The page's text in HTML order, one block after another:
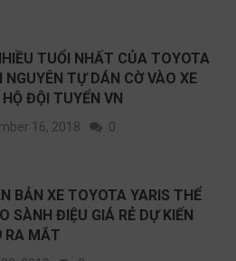
TUỔI NHẤT CỦA TOYOTA
NGUYÊN TỰ DÁN CỜ VÀO XE
HỘ ĐỘI TUYỂN VN
16, 2018 0
BẢN XE TOYOTA YARIS THỂ
SÀNH ĐIỆU GIÁ RẺ DỰ KIẾN
RA MẮT